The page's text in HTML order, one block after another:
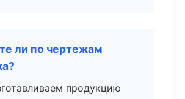
ли по чертежам
продукцию